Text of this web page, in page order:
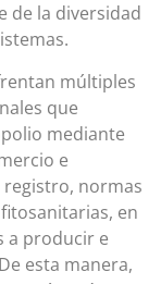
de la diversidad
múltiples
que
mediante
e
registro, normas
en
a producir e
esta manera,